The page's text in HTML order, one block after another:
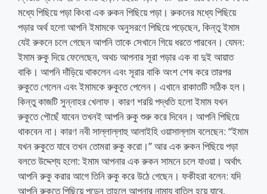
মধ্যে পিছিয়ে পড়া কিংবা এক রুকন পিছিয়ে পড়া। রুকনের মধ্যে পিছিয়ে
পড়ার অর্থ হলো আপনি ইমামকে অনুসরণে পিছিয়ে পড়েছেন, কিন্তু ইমাম
যেই রুকনে চলে গেছেন আপনি তাকে সেখানে গিয়ে ধরতে পারবেন। যেমন:
ইমাম রুকু দিয়ে ফেলেছেন, অথচ আপনার সূরা পড়ার এক বা দুই আয়াত
বাকি। আপনি দাঁড়িয়ে থাকলেন এবং সূরার বাকি অংশ শেষ করে তারপর
রুকুতে গেলেন এবং ইমামকে রুকুতে পেলেন। এখানে রাকাতটি সঠিক হল।
কিন্তু কাজটি সুন্নাহর খেলাফ। কারণ শরয়ি পদ্ধতি হলো ইমাম যখন
রুকুতে পৌছেঁ যাবেন তখনই আপনি রুকু শুরু করে দিবেন। আপনি পিছিয়ে
থাকবেন না। কারণ নবী সাল্লাল্লাহু আলাইহি ওয়াসাল্লাম বলেছেন: “ইমাম
যখন রুকুতে যাবে তখন তোমরা রুকু করো।” আর এক রুকন পিছিয়ে পড়া
বলতে উদ্দেশ্য হলো: ইমাম আপনার এক রুকন সামনে চলে যাওয়া। অর্থাৎ
আপনি রুকু করার আগে তিনি রুকু করে উঠে গেছেন। ফকীহরা বলেন: যদি
আপনি রুকুতে পিছিয়ে পড়েন তাহলে আপনার নামায বাতিল হয়ে যাবে,